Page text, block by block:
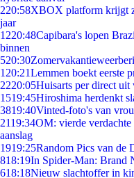
220:58XBOX platform krijgt
jaar
1220:48Capibara's lopen
binnen
520:30
1 20:21Lemmen boekt eerste
2220:05Huisarts per direct
1519:45Hiroshima herdenkt
3819:40Vinted-foto's van
2119:34OM: vierde verdachte
aanslag
1919:25Random Pics van de
818:19In Spider-Man: Brand
618:18Nieuw slachtoffer in